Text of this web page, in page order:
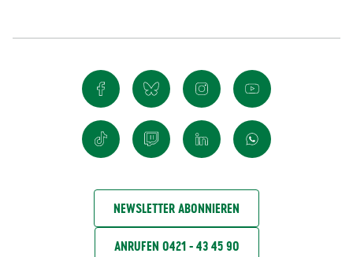
NEWSLETTER ABONNIEREN
ANRUFEN 0421 - 43 45 90